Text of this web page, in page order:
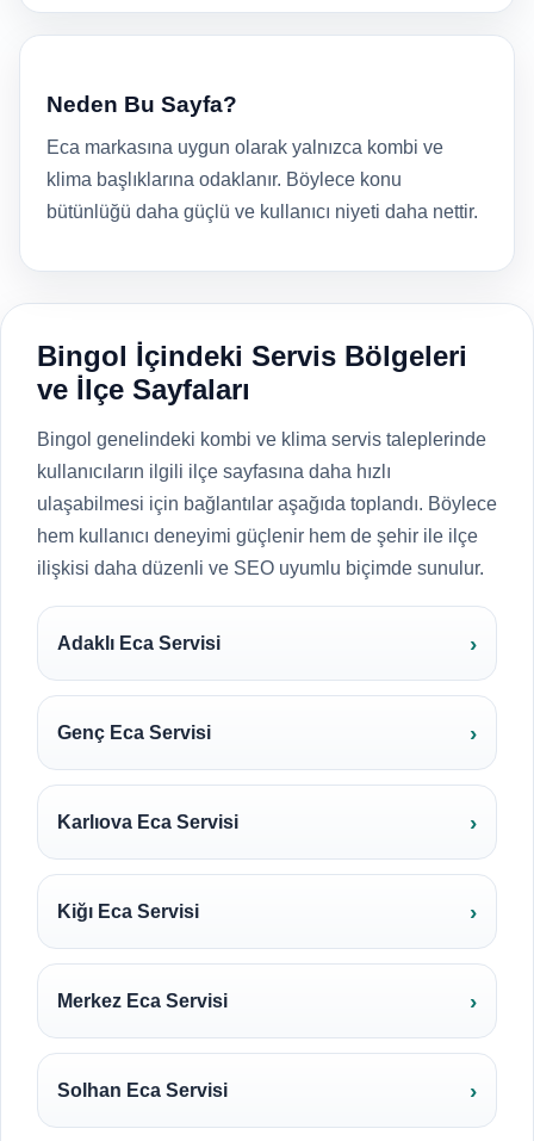
Neden Bu Sayfa?
Eca markasına uygun olarak yalnızca kombi ve
klima başlıklarına odaklanır. Böylece konu
bütünlüğü daha güçlü ve kullanıcı niyeti daha nettir.
Bingol İçindeki Servis Bölgeleri
ve İlçe Sayfaları
Bingol genelindeki kombi ve klima servis taleplerinde
kullanıcıların ilgili ilçe sayfasına daha hızlı
ulaşabilmesi için bağlantılar aşağıda toplandı. Böylece
hem kullanıcı deneyimi güçlenir hem de şehir ile ilçe
ilişkisi daha düzenli ve SEO uyumlu biçimde sunulur.
Adaklı Eca Servisi
Genç Eca Servisi
Karlıova Eca Servisi
Kiğı Eca Servisi
Merkez Eca Servisi
Solhan Eca Servisi